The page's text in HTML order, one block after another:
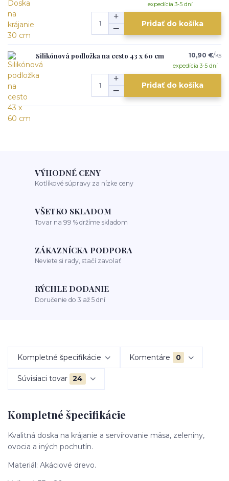
expedícia 3-5 dní
Pridať do košíka
Silikónová podložka na cesto 43 x 60 cm 10,90 €/ks
expedícia 3-5 dní
Pridať do košíka
VÝHODNÉ CENY
Kotlíkové súpravy za nízke ceny
VŠETKO SKLADOM
Tovar na 99 % držíme skladom
ZÁKAZNÍCKA PODPORA
Neviete si rady, stačí zavolať
RÝCHLE DODANIE
Doručenie do 3 až 5 dní
Kompletné špecifikácie Komentáre 0
Súvisiaci tovar 24
Kompletné špecifikácie
Kvalitná doska na krájanie a servírovanie mäsa, zeleniny,
ovocia a iných pochutín.
Materiál: Akáciové drevo.